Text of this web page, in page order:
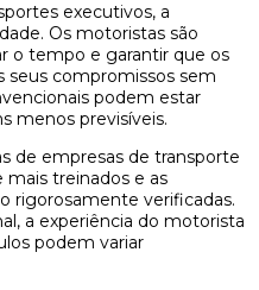
executivos, a
Os motoristas são
o tempo e garantir que os
seus compromissos sem
podem estar
menos previsíveis.
de empresas de transporte
treinados e as
rigorosamente verificadas.
a experiência do motorista
podem variar